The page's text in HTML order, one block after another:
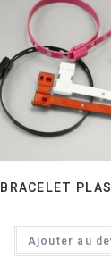
BRACELET
Ajouter au